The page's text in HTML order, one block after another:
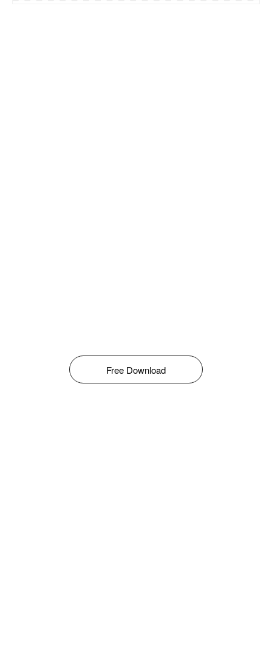
Free Download